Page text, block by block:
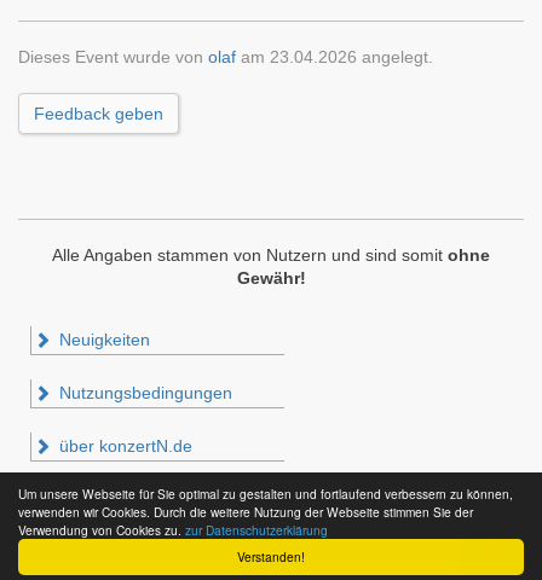
Verstanden!
Um unsere Webseite für Sie optimal zu gestalten und fortlaufend verbessern zu können,
verwenden wir Cookies. Durch die weitere Nutzung der Webseite stimmen Sie der
Verwendung von Cookies zu. zur Datenschutzerklärung
Dieses Event wurde von olaf am 23.04.2026 angelegt.
Feedback geben
Alle Angaben stammen von Nutzern und sind somit ohne
Gewähr!
Neuigkeiten
Nutzungsbedingungen
über konzertN.de
Impressum & Datenschutz